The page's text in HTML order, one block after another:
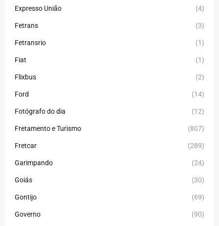
Expresso União (4)
Fetrans (3)
Fetransrio (1)
Fiat (1)
Flixbus (2)
Ford (14)
Fotógrafo do dia (12)
Fretamento e Turismo (807)
Fretcar (289)
Garimpando (24)
Goiás (30)
Gontijo (69)
Governo (90)